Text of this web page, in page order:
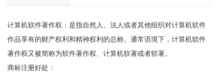
计算机软件著作权：是指自然人、法人或者其他组织对计算机软件
作品享有的财产权利和精神权利的总称。通常语境下，计算机软件
著作权又被简称为软件著作权、计算机软著或者软著。
商标注册好处：